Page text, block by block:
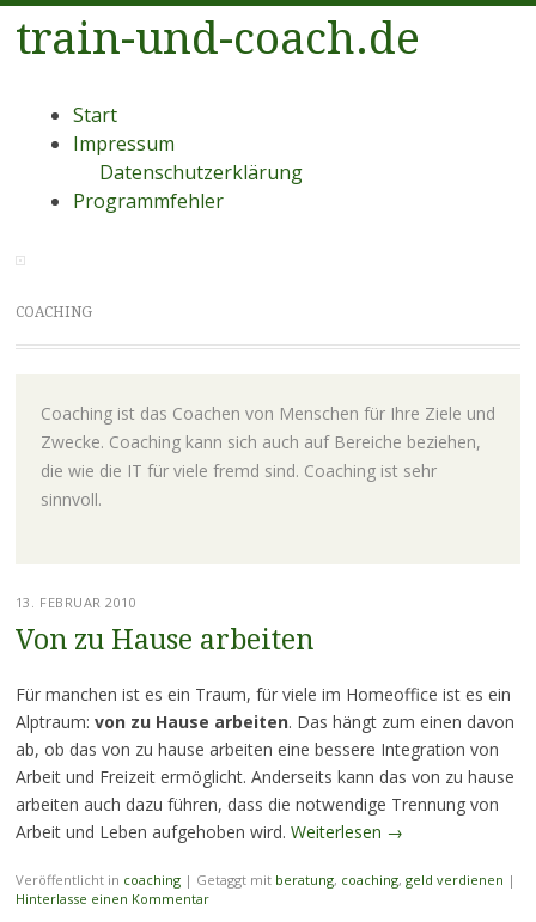
train-und-coach.de
Menü
Zum
Inhalt
Start
Impressum
Datenschutzerklärung
Programmfehler
COACHING
Coaching ist das Coachen von Menschen für Ihre Ziele und
Zwecke. Coaching kann sich auch auf Bereiche beziehen,
die wie die IT für viele fremd sind. Coaching ist sehr
sinnvoll.
13. FEBRUAR 2010
Von zu Hause arbeiten
Für manchen ist es ein Traum, für viele im Homeoffice ist es ein
Alptraum: von zu Hause arbeiten. Das hängt zum einen davon
ab, ob das von zu hause arbeiten eine bessere Integration von
Arbeit und Freizeit ermöglicht. Anderseits kann das von zu hause
arbeiten auch dazu führen, dass die notwendige Trennung von
Arbeit und Leben aufgehoben wird. Weiterlesen →
Veröffentlicht in coaching | Getaggt mit beratung, coaching, geld verdienen |
Hinterlasse einen Kommentar